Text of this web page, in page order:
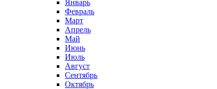
Январь
Февраль
Март
Апрель
Май
Июнь
Июль
Август
Сентябрь
Октябрь